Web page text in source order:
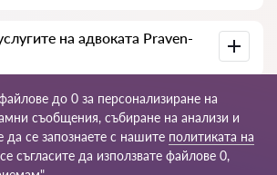
но услугите и консултациите,
и адвокати, са платни.
на адвоката Praven-
и услугите на нашите
от сложността на въпроса и обема
консултацията по телефона (онлайн)
на договора се обсъжда
© 2026 Praven-bg.com
до 0 за персонализиране на
съобщения, събиране на анализи и
се запознаете с нашите политиката на
съгласите да използвате файлове 0,